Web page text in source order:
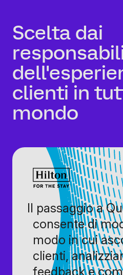
Scelta dai
clienti in
mondo
Il passaggio a
consente di
modo in cui
clienti,
feedback e